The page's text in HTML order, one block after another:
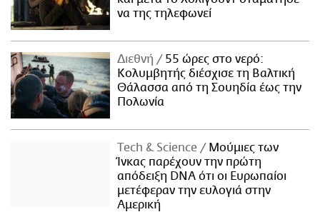
να της τηλεφωνεί
Διεθνή
55 ώρες στο νερό:
Κολυμβητής διέσχισε τη Βαλτική
Θάλασσα από τη Σουηδία έως την
Πολωνία
Τech & Science
Μούμιες των
Ίνκας παρέχουν την πρώτη
απόδειξη DNA ότι οι Ευρωπαίοι
μετέφεραν την ευλογιά στην
Αμερική